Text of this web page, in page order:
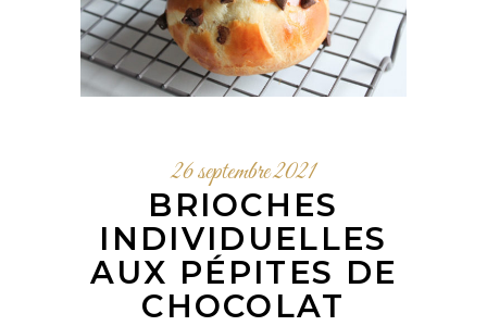
26 septembre 2021
BRIOCHES
INDIVIDUELLES
AUX PÉPITES DE
CHOCOLAT